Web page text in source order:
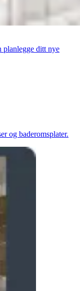
planlegge ditt nye
og baderomsplater.